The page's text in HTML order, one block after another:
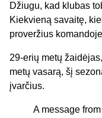
Džiugu, kad klubas
Kiekvieną savaitę,
proveržius
29-erių metų
metų vasarą, šį
įvarčius.
A message